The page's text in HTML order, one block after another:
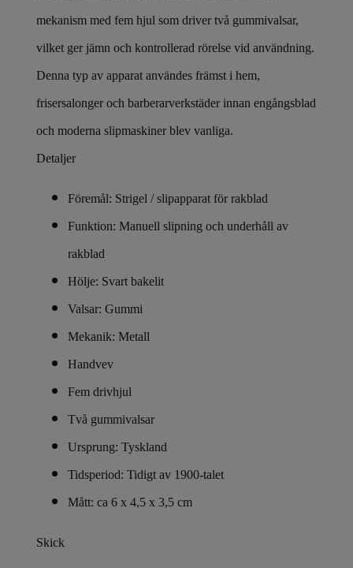
mekanism med fem hjul som driver två gummivalsar,
vilket ger jämn och kontrollerad rörelse vid användning.
Denna typ av apparat användes främst i hem,
frisersalonger och barberarverkstäder innan engångsblad
och moderna slipmaskiner blev vanliga.
Detaljer
Föremål: Strigel / slipapparat för rakblad
Funktion: Manuell slipning och underhåll av
rakblad
Hölje: Svart bakelit
Valsar: Gummi
Mekanik: Metall
Handvev
Fem drivhjul
Två gummivalsar
Ursprung: Tyskland
Tidsperiod: Tidigt av 1900-talet
Mått: ca 6 x 4,5 x 3,5 cm
Skick